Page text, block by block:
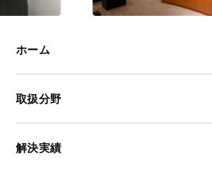
ホーム
取扱分野
解決実績